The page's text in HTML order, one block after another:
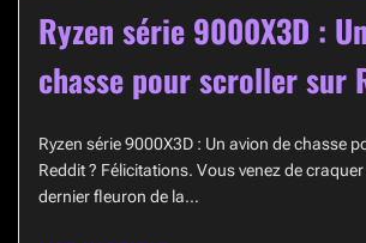
Ryzen série 9000X3D :
chasse pour scroller sur
Ryzen série 9000X3D : Un avion de chasse
Reddit ? Félicitations. Vous venez de
dernier fleuron de la…